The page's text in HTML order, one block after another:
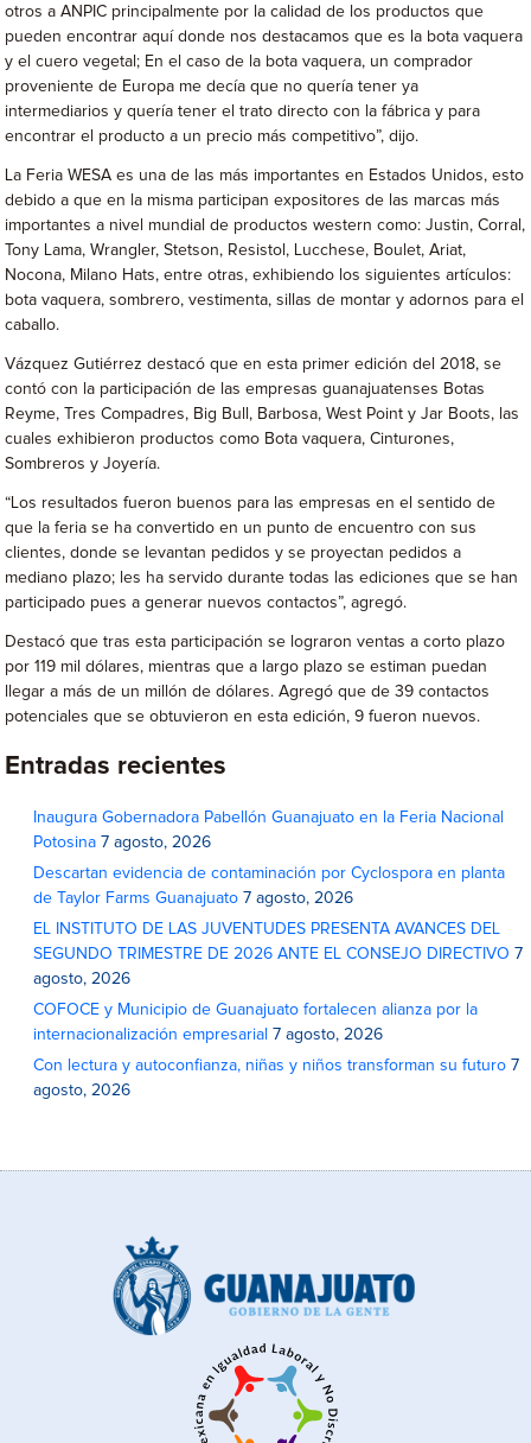
otros a ANPIC principalmente por la calidad de los productos que
pueden encontrar aquí donde nos destacamos que es la bota vaquera
y el cuero vegetal; En el caso de la bota vaquera, un comprador
proveniente de Europa me decía que no quería tener ya
intermediarios y quería tener el trato directo con la fábrica y para
encontrar el producto a un precio más competitivo”, dijo.
La Feria WESA es una de las más importantes en Estados Unidos, esto
debido a que en la misma participan expositores de las marcas más
importantes a nivel mundial de productos western como: Justin, Corral,
Tony Lama, Wrangler, Stetson, Resistol, Lucchese, Boulet, Ariat,
Nocona, Milano Hats, entre otras, exhibiendo los siguientes artículos:
bota vaquera, sombrero, vestimenta, sillas de montar y adornos para el
caballo.
Vázquez Gutiérrez destacó que en esta primer edición del 2018, se
contó con la participación de las empresas guanajuatenses Botas
Reyme, Tres Compadres, Big Bull, Barbosa, West Point y Jar Boots, las
cuales exhibieron productos como Bota vaquera, Cinturones,
Sombreros y Joyería.
“Los resultados fueron buenos para las empresas en el sentido de
que la feria se ha convertido en un punto de encuentro con sus
clientes, donde se levantan pedidos y se proyectan pedidos a
mediano plazo; les ha servido durante todas las ediciones que se han
participado pues a generar nuevos contactos”, agregó.
Destacó que tras esta participación se lograron ventas a corto plazo
por 119 mil dólares, mientras que a largo plazo se estiman puedan
llegar a más de un millón de dólares. Agregó que de 39 contactos
potenciales que se obtuvieron en esta edición, 9 fueron nuevos.
Entradas recientes
Inaugura Gobernadora Pabellón Guanajuato en la Feria Nacional
Potosina 7 agosto, 2026
Descartan evidencia de contaminación por Cyclospora en planta
de Taylor Farms Guanajuato 7 agosto, 2026
EL INSTITUTO DE LAS JUVENTUDES PRESENTA AVANCES DEL
SEGUNDO TRIMESTRE DE 2026 ANTE EL CONSEJO DIRECTIVO 7
agosto, 2026
COFOCE y Municipio de Guanajuato fortalecen alianza por la
internacionalización empresarial 7 agosto, 2026
Con lectura y autoconfianza, niñas y niños transforman su futuro 7
agosto, 2026